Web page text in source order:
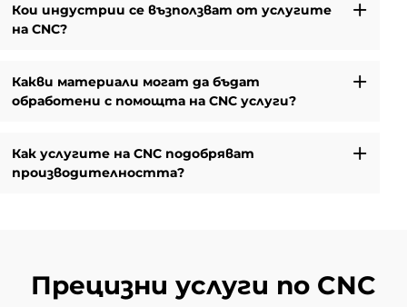
Кои индустрии се възползват от услугите
на CNC?
Какви материали могат да бъдат
обработени с помощта на CNC услуги?
Как услугите на CNC подобряват
производителността?
Прецизни услуги по CNC